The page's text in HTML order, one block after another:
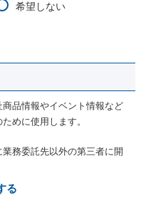
希望しない
品情報やイベント情報など
めに使用します。
務委託先以外の第三者に開
る